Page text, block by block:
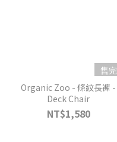
售完
Organic Zoo - 條紋長褲 -
Deck Chair
NT$1,580